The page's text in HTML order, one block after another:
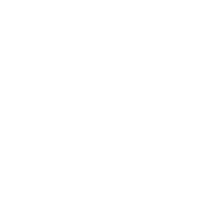
تاچ پد قرار داده شده است که به شکل لمسی امکان استفاده از آن